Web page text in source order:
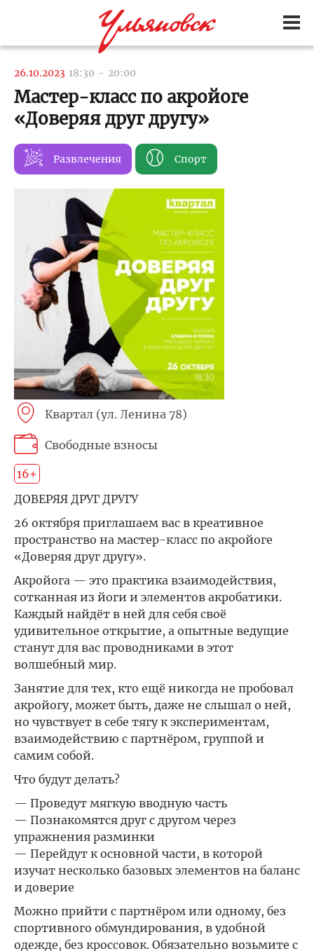
26.10.2023 18:30 - 20:00
Мастер-класс по акройоге
«Доверяя друг другу»
Развлечения Спорт
Квартал (ул. Ленина 78)
Свободные взносы
16+
ДОВЕРЯЯ ДРУГ ДРУГУ
26 октября приглашаем вас в креативное
пространство на мастер-класс по акройоге
«Доверяя друг другу».
Акройога — это практика взаимодействия,
сотканная из йоги и элементов акробатики.
Каждый найдёт в ней для себя своё
удивительное открытие, а опытные ведущие
станут для вас проводниками в этот
волшебный мир.
Занятие для тех, кто ещё никогда не пробовал
акройогу, может быть, даже не слышал о ней,
но чувствует в себе тягу к экспериментам,
взаимодействию с партнёром, группой и
самим собой.
Что будут делать?
— Проведут мягкую вводную часть
— Познакомятся друг с другом через
упражнения разминки
— Перейдут к основной части, в которой
изучат несколько базовых элементов на баланс
и доверие
Можно прийти с партнёром или одному, без
спортивного обмундирования, в удобной
одежде, без кроссовок. Обязательно возьмите с